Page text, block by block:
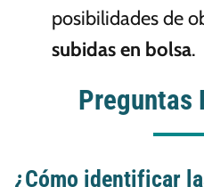
posibilidades de
subidas en bolsa.
Preguntas
¿Cómo identificar